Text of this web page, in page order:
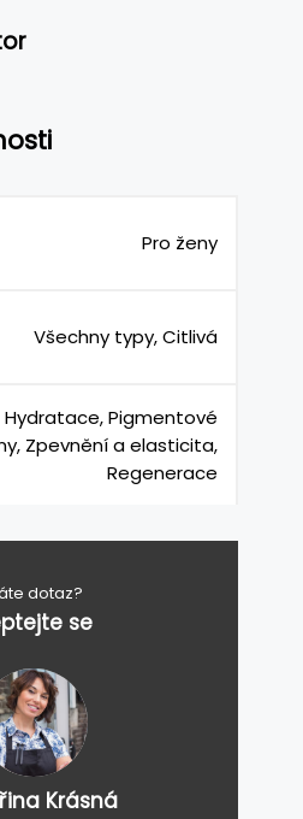
Pro ženy
Všechny typy, Citlivá
Hydratace, Pigmentové
Zpevnění a elasticita,
Regenerace
dotaz?
se
Krásná